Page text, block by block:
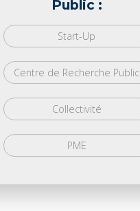
Public :
Start-Up
Centre de Recherche Public
Collectivité
PME